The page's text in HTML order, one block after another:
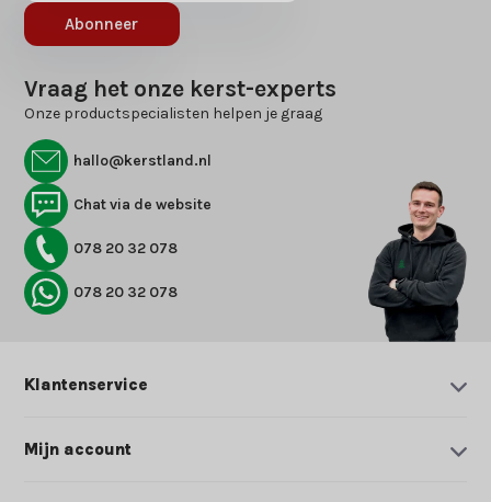
Abonneer
Vraag het onze kerst-experts
Onze productspecialisten helpen je graag
hallo@kerstland.nl
Chat via de website
078 20 32 078
078 20 32 078
Klantenservice
Mijn account